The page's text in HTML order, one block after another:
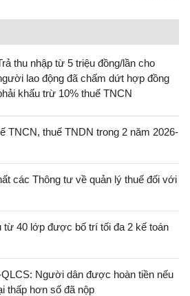
thu nhập từ 5 triệu đồng/lần cho
lao động đã chấm dứt hợp đồng
khấu trừ 10% thuế TNCN
TNCN, thuế TNDN trong 2 năm 2026-
các Thông tư về quản lý thuế đối với
từ 40 lớp được bố trí tối đa 2 kế toán
Người dân được hoàn tiền nếu
thấp hơn số đã nộp